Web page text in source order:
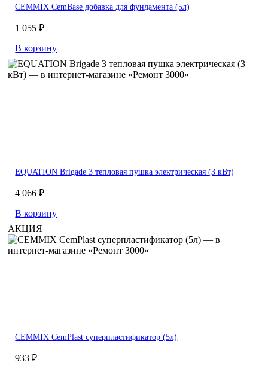
CEMMIX CemBase добавка для фундамента (5л)
1 055 ₽
В корзину
EQUATION Brigade 3 тепловая пушка электрическая (3 кВт)
4 066 ₽
В корзину
АКЦИЯ
CEMMIX СemPlast суперпластификатор (5л)
933 ₽